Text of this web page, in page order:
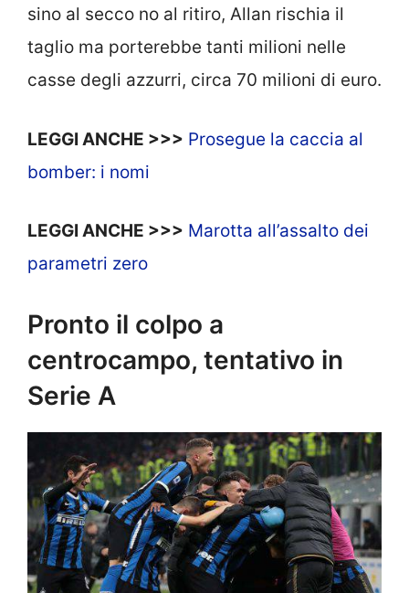
sino al secco no al ritiro, Allan rischia il
taglio ma porterebbe tanti milioni nelle
casse degli azzurri, circa 70 milioni di euro.
LEGGI ANCHE >>> Prosegue la caccia al
bomber: i nomi
LEGGI ANCHE >>> Marotta all’assalto dei
parametri zero
Pronto il colpo a
centrocampo, tentativo in
Serie A